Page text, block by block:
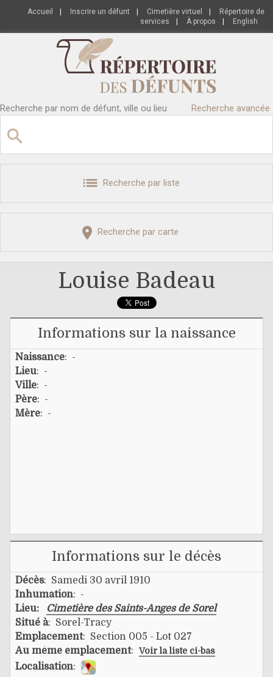
Accueil Inscrire un défunt Cimetière virtuel
Répertoire de
services
À propos English
Recherche par nom de défunt, ville ou lieu Recherche avancée
Recherche par liste
Recherche par carte
Louise Badeau
Informations sur la naissance
Naissance: -
Lieu: -
Ville: -
Père: -
Mère: -
Informations sur le décès
Décès: Samedi 30 avril 1910
Inhumation: -
Lieu:
Cimetière des Saints-Anges de Sorel
Situé à: Sorel-Tracy
Emplacement: Section 005 - Lot 027
Au même emplacement: Voir la liste ci-bas
Localisation: